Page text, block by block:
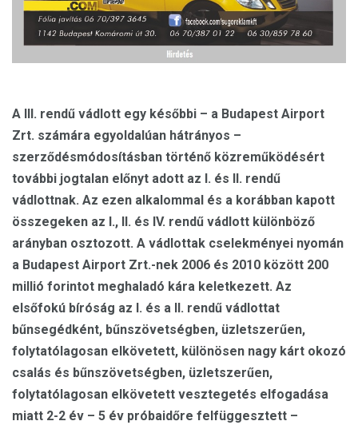
A III. rendű vádlott egy későbbi – a Budapest Airport
Zrt. számára egyoldalúan hátrányos –
szerződésmódosításban történő közreműködésért
további jogtalan előnyt adott az I. és II. rendű
vádlottnak. Az ezen alkalommal és a korábban kapott
összegeken az I., II. és IV. rendű vádlott különböző
arányban osztozott. A vádlottak cselekményei nyomán
a Budapest Airport Zrt.-nek 2006 és 2010 között 200
millió forintot meghaladó kára keletkezett. Az
elsőfokú bíróság az I. és a II. rendű vádlottat
bűnsegédként, bűnszövetségben, üzletszerűen,
folytatólagosan elkövetett, különösen nagy kárt okozó
csalás és bűnszövetségben, üzletszerűen,
folytatólagosan elkövetett vesztegetés elfogadása
miatt 2-2 év – 5 év próbaidőre felfüggesztett –